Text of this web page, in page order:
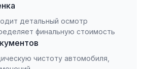
детальный осмотр
финальную стоимость
чистоту автомобиля,